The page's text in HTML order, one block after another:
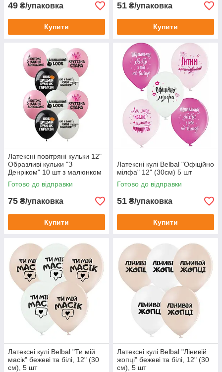
49 ₴/упаковка
Купити
51 ₴/упаковка
Купити
Латексні повітряні кульки 12"
Образливi кульки "З
Денріком" 10 шт з малюнком
Готово до відправки
75 ₴/упаковка
Купити
Латексні кулі Belbal "Офіційно
мілфа" 12" (30см) 5 шт
Готово до відправки
51 ₴/упаковка
Купити
Латексні кулі Belbal "Ти мій
масік" бежеві та білі, 12" (30
см), 5 шт
Латексні кулі Belbal "Лінивій
жопці" бежеві та білі, 12" (30
см), 5 шт